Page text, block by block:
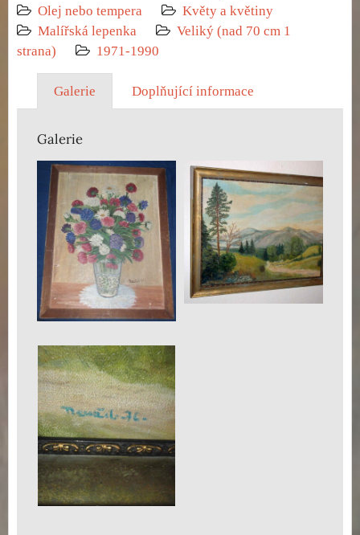
Olej nebo tempera
Květy a květiny
Malířská lepenka
Veliký (nad 70 cm 1
strana)
1971-1990
Galerie Doplňující informace
Galerie